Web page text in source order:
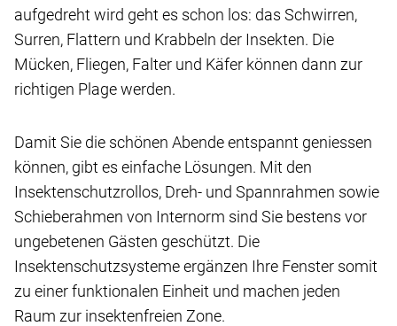
aufgedreht wird geht es schon los: das Schwirren,
Surren, Flattern und Krabbeln der Insekten. Die
Mücken, Fliegen, Falter und Käfer können dann zur
richtigen Plage werden.
Damit Sie die schönen Abende entspannt geniessen
können, gibt es einfache Lösungen. Mit den
Insektenschutzrollos, Dreh- und Spannrahmen sowie
Schieberahmen von Internorm sind Sie bestens vor
ungebetenen Gästen geschützt. Die
Insektenschutzsysteme ergänzen Ihre Fenster somit
zu einer funktionalen Einheit und machen jeden
Raum zur insektenfreien Zone.